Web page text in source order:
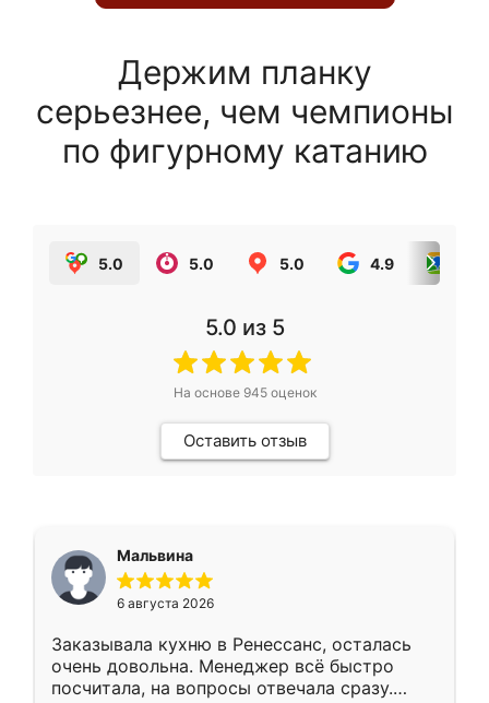
Держим планку
серьезнее, чем чемпионы
по фигурному катанию
5.0 5.0 5.0 4.9
5.0 из 5
На основе 945оценок
Оставить отзыв
Мальвина
6 августа 2026
Заказывала кухню в Ренессанс, осталась
очень довольна. Менеджер всё быстро
посчитала, на вопросы отвечала сразу.